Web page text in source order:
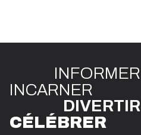
INFORMER
INCARNER
DIVERTIR
CÉLÉBRER